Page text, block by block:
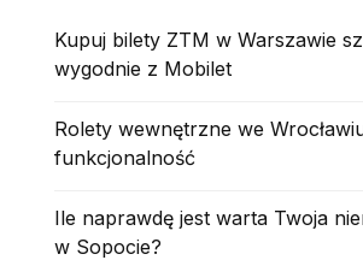
Kupuj bilety ZTM w Warszawie
wygodnie z Mobilet
Rolety wewnętrzne we
funkcjonalność
Ile naprawdę jest warta Twoja
w Sopocie?